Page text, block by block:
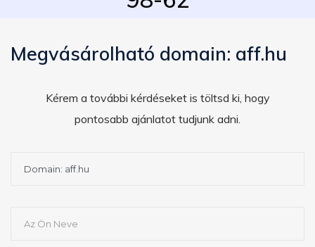
Megvásárolható domain: aff.hu
Kérem a további kérdéseket is töltsd ki, hogy
pontosabb ajánlatot tudjunk adni.